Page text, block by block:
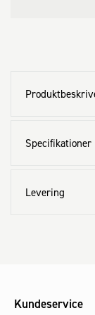
Specifikationer
Levering
Kundeservice